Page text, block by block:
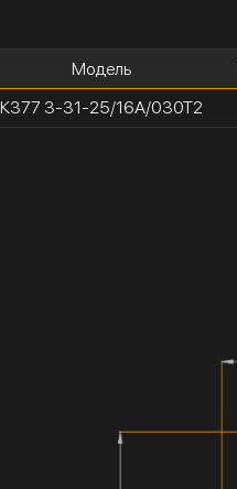
Модель
К377 3-31-25/16А/030Т2